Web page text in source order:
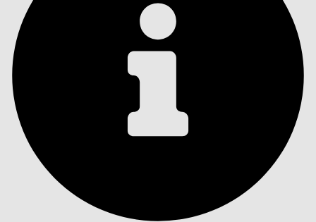
Índice de materias
ÍNDICE DE MATERIAS
Buscar